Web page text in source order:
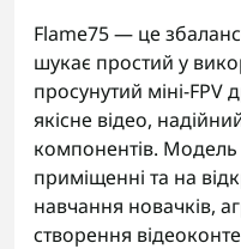
Flame75 — це
шукає простий у
просунутий міні-FPV
якісне відео,
компонентів.
приміщенні та на
навчання новачків,
створення